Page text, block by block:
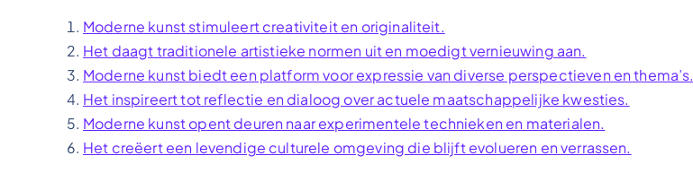
Moderne kunst stimuleert creativiteit en originaliteit.
Het daagt traditionele artistieke normen uit en moedigt vernieuwing aan.
Moderne kunst biedt een platform voor expressie van diverse perspectieven en thema’s.
Het inspireert tot reflectie en dialoog over actuele maatschappelijke kwesties.
Moderne kunst opent deuren naar experimentele technieken en materialen.
Het creëert een levendige culturele omgeving die blijft evolueren en verrassen.